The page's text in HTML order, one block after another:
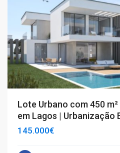
Lote Urbano com 450
em Lagos | Urbanização
145.000€
Barreiras